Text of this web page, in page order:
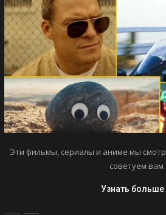
Эти фильмы, сериалы и аниме мы
советуем вам
Узнать больше